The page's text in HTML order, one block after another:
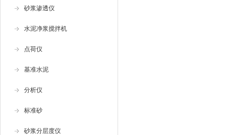
砂浆渗透仪
水泥净浆搅拌机
点荷仪
基准水泥
分析仪
标准砂
砂浆分层度仪